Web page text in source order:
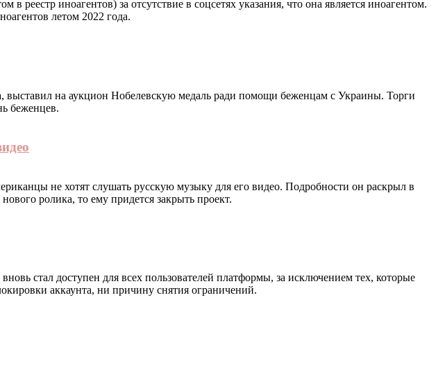
иноагентов) за отсутствие в соцсетях указания, что она является иноагентом.
летом 2022 года.
на аукцион Нобелевскую медаль ради помощи беженцам с Украины. Торги
беженцев.
не хотят слушать русскую музыку для его видео. Подробности он раскрыл в
ролика, то ему придется закрыть проект.
стал доступен для всех пользователей платформы, за исключением тех, которые
аккаунта, ни причину снятия ограничений.